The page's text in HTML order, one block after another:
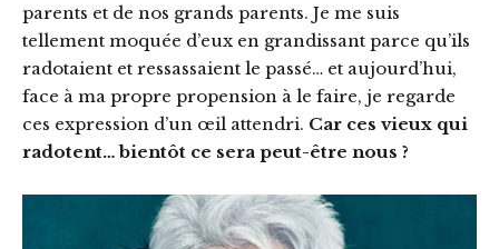
parents et de nos grands parents. Je me suis
tellement moquée d’eux en grandissant parce qu’ils
radotaient et ressassaient le passé… et aujourd’hui,
face à ma propre propension à le faire, je regarde
ces expression d’un œil attendri. Car ces vieux qui
radotent… bientôt ce sera peut-être nous ?